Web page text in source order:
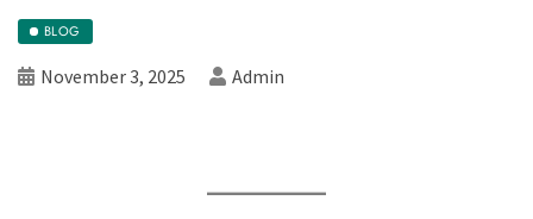
BLOG
November 3, 2025 Admin